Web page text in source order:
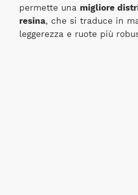
permette una migliore
resina, che si traduce in
leggerezza e ruote più